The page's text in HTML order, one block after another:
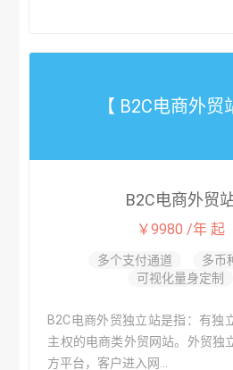
【 B2C电商外贸
B2C电商外贸
￥9980 /年 起
多个支付通道
多币
可视化量身定制
B2C电商外贸独立站是指：有独
主权的电商类外贸网站。外贸独
方平台，客户进入网...